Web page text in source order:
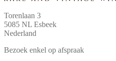
Torenlaan 3
5085 NL Esbeek
Nederland
Bezoek enkel op afspraak